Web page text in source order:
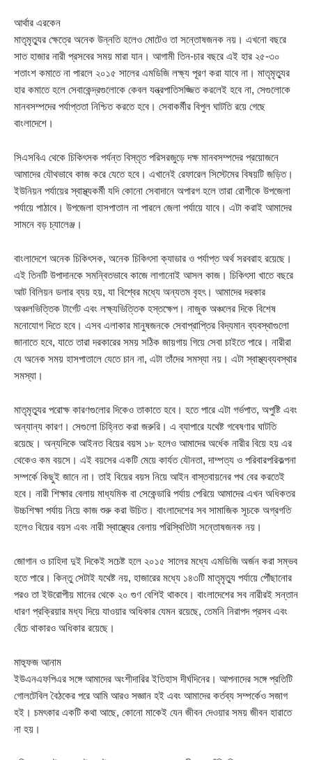
আর্থার এরকেন
মাতৃমৃত্যুর ক্ষেত্রে অনেক উন্নতি হলেও মোটেও তা সন্তোষজনক নয়। এখনো বছরে
সাত হাজার নারী প্রসবের সময় মারা যান। আগামী তিন-চার বছরে এই হার ২৫-৩০
শতাংশ কমাতে না পারলে ২০১৫ সালের এমডিজি লক্ষ্য পূরণ করা যাবে না। মাতৃমৃত্যুর
হার কমাতে হলে সেবাকেন্দ্রগুলোকে কেবল যন্ত্রপাতিসজ্জিত করলেই হবে না, সেগুলোকে
মানবসম্পদের পর্যাপ্ততা নিশ্চিত করতে হবে। সেবাকর্মীর বিপুল ঘাটতি রয়ে গেছে
বাংলাদেশে।
সিএসবিএ থেকে চিকিৎসক পর্যন্ত বিস্তৃত পরিসরজুড়ে দক্ষ মানবসম্পদের প্রয়োজনে
আমাদের যৌথভাবে কাজ করে যেতে হবে। এখানেই রেফারেল সিস্টেমের বিষয়টি জড়িত।
ইউনিয়ন পর্যায়ের স্বাস্থ্যকর্মী যদি কোনো সেবাদানে অপারগ হলে তারা রোগীকে উপজেলা
পর্যায়ে পাঠাবে। উপজেলা হাসপাতাল না পারলে জেলা পর্যায়ে যাবে। এটা করাই আমাদের
সামনে বড় চ্যালেঞ্জ।
বাংলাদেশে অনেক চিকিৎসক, অনেক চিকিৎসা ক্যাডার ও পর্যাপ্ত অর্থ সরবরাহ রয়েছে।
এই তিনটি উপাদানকে সমন্বিতভাবে কাজে লাগানোই আসল কাজ। চিকিৎসা খাতে বছরে
আট বিলিয়ন ডলার ব্যয় হয়, যা বিশ্বের মধ্যে অন্যতম বৃহৎ। আমাদের দরকার
অঞ্চলভিত্তিক টার্গেট এবং লক্ষ্যভিত্তিক হস্তক্ষেপ। নাজুক অঞ্চলের দিকে বিশেষ
মনোযোগ দিতে হবে। এসব এলাকার মানুষজনকে সেবাপ্রাপ্তির বিদ্যমান ব্যবস্থাগুলো
জানাতে হবে, যাতে তারা দরকারের সময় সঠিক জায়গায় গিয়ে সেবা চাইতে পারে। নারীরা
যে অনেক সময় হাসপাতালে যেতে চান না, এটা তাঁদের সমস্যা নয়। এটা স্বাস্থ্যব্যবস্থার
সমস্যা।
মাতৃমৃত্যুর পরোক্ষ কারণগুলোর দিকেও তাকাতে হবে। হতে পারে এটা গর্ভপাত, অপুষ্টি এবং
অন্যান্য কারণ। সেগুলো চিহ্নিত করা জরুরি। এ ব্যাপারে যথেষ্ট গবেষণার ঘাটতি
রয়েছে। অন্যদিকে আইনত বিয়ের বয়স ১৮ হলেও আমাদের অর্ধেক নারীর বিয়ে হয় এর
থেকেও কম বয়সে। এই বয়সের একটি মেয়ে কার্যত যৌনতা, দাম্পত্য ও পরিবারপরিকল্পনা
সম্পর্কে কিছুই জানে না। তাই বিয়ের বয়স নিয়ে আইন বাস্তবায়নের পথ বের করতেই
হবে। নারী শিক্ষার বেলায় মাধ্যমিক বা সেকেন্ডারি পর্যায় পেরিয়ে আমাদের এখন অধিকতর
উচ্চশিক্ষা পর্যায় নিয়ে কাজ শুরু করা উচিত। বাংলাদেশের সব সামাজিক সূচকে অগ্রগতি
হলেও বিয়ের বয়স এবং নারী স্বাস্থ্যের বেলায় পরিস্থিতিটা সন্তোষজনক নয়।
জোগান ও চাহিদা দুই দিকেই সচেষ্ট হলে ২০১৫ সালের মধ্যে এমডিজি অর্জন করা সম্ভব
হতে পারে। কিন্তু সেটাই যথেষ্ট নয়, হাজারের মধ্যে ১৪৩টি মাতৃমৃত্যু পর্যায়ে পৌঁছানোর
পরও তা ইউরোপীয় মানের থেকে ২০ গুণ বেশিই থাকবে। বাংলাদেশের সব নারীরই সন্তান
ধারণ প্রক্রিয়ার মধ্য দিয়ে যাওয়ার অধিকার যেমন রয়েছে, তেমনি নিরাপদ প্রসব এবং
বেঁচে থাকারও অধিকার রয়েছে।
মাহ্ফুজ আনাম
ইউএনএফপিএর সঙ্গে আমাদের অংশীদারির ইতিহাস দীর্ঘদিনের। আপনাদের সঙ্গে প্রতিটি
গোলটেবিল বৈঠকের পরে আমি আরও সজ্ঞান হই এবং আমাদের কর্তব্য সম্পর্কেও সজাগ
হই। চমৎকার একটি কথা আছে, কোনো মাকেই যেন জীবন দেওয়ার সময় জীবন হারাতে
না হয়।